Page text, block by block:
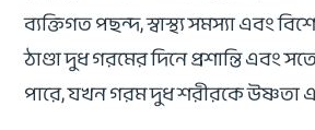
ব্যক্তিগত পছন্দ, স্বাস্থ্য সমস্যা এবং
ঠাণ্ডা দুধ গরমের দিনে প্রশান্তি এবং
পারে, যখন গরম দুধ শরীরকে উষ্ণতা